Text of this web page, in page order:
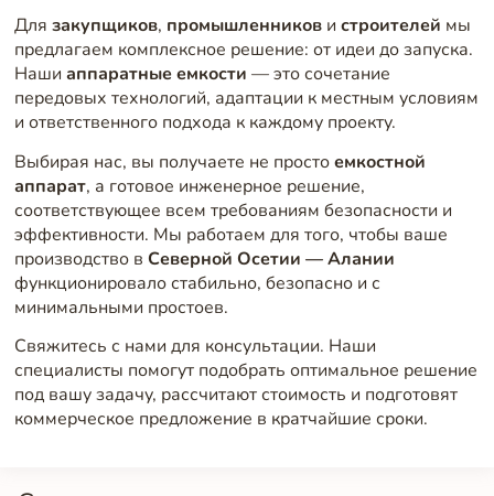
Для закупщиков, промышленникови строителей мы
предлагаем комплексное решение: от идеи до запуска.
Наши аппаратные емкости — это сочетание
передовых технологий, адаптации к местным условиям
и ответственного подхода к каждому проекту.
Выбирая нас, вы получаете не простоемкостной
аппарат, а готовое инженерное решение,
соответствующее всем требованиям безопасности и
эффективности. Мы работаем для того, чтобы ваше
производство в Северной Осетии — Алании
функционировало стабильно, безопасно и с
минимальными простоев.
Свяжитесь с нами для консультации. Наши
специалисты помогут подобрать оптимальное решение
под вашу задачу, рассчитают стоимость и подготовят
коммерческое предложение в кратчайшие сроки.